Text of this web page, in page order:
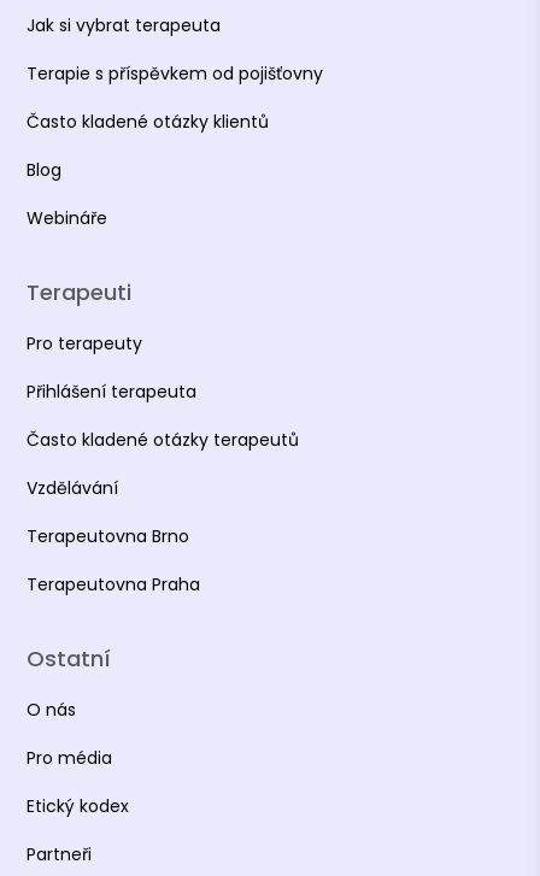
Jak si vybrat terapeuta
Terapie s příspěvkem od pojišťovny
Často kladené otázky klientů
Blog
Webináře
Terapeuti
Pro terapeuty
Přihlášení terapeuta
Často kladené otázky terapeutů
Vzdělávání
Terapeutovna Brno
Terapeutovna Praha
Ostatní
O nás
Pro média
Etický kodex
Partneři